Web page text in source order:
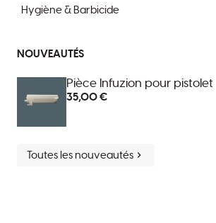
Hygiène & Barbicide
NOUVEAUTÉS
Pièce Infuzion pour pistolet
35,00 €
Toutes les nouveautés